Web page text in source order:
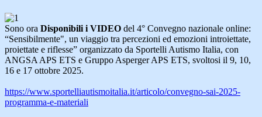
Sono ora Disponibili i VIDEO del 4° Convegno nazionale online:
“Sensibilmente", un viaggio tra percezioni ed emozioni introiettate,
proiettate e riflesse” organizzato da Sportelli Autismo Italia, con
ANGSA APS ETS e Gruppo Asperger APS ETS, svoltosi il 9, 10,
16 e 17 ottobre 2025.
https://www.sportelliautismoitalia.it/articolo/convegno-sai-2025-
programma-e-materiali